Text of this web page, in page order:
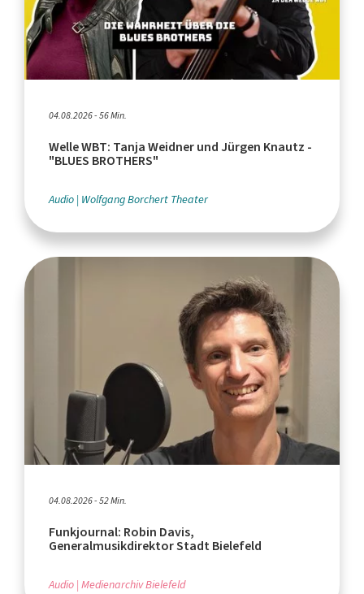
04.08.2026 - 56 Min.
Welle WBT: Tanja Weidner und Jürgen Knautz -
"BLUES BROTHERS"
Audio Wolfgang Borchert Theater
04.08.2026 - 52 Min.
Funkjournal: Robin Davis,
Generalmusikdirektor Stadt Bielefeld
Audio Medienarchiv Bielefeld